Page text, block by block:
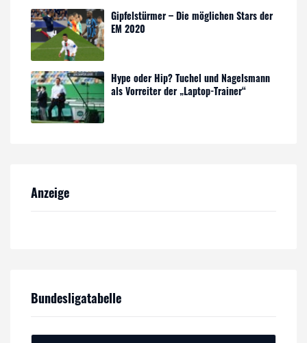
Gipfelstürmer – Die möglichen Stars der
EM 2020
Hype oder Hip? Tuchel und Nagelsmann
als Vorreiter der „Laptop-Trainer“
Anzeige
Bundesligatabelle